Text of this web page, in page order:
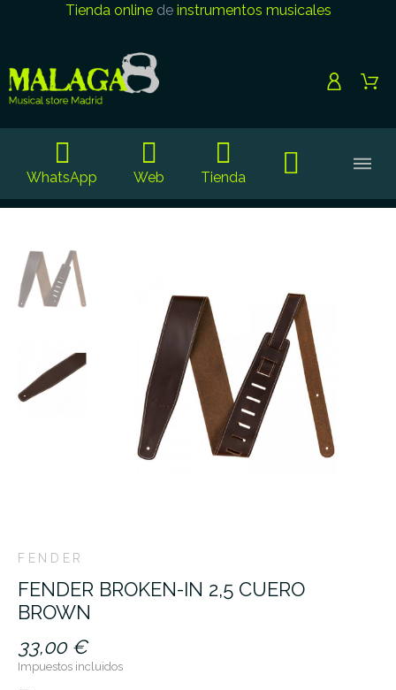
Tienda onlinede instrumentos musicales
WhatsApp Web Tienda
FENDER
FENDER BROKEN-IN 2,5 CUERO
BROWN
33,00 €
Impuestos incluidos